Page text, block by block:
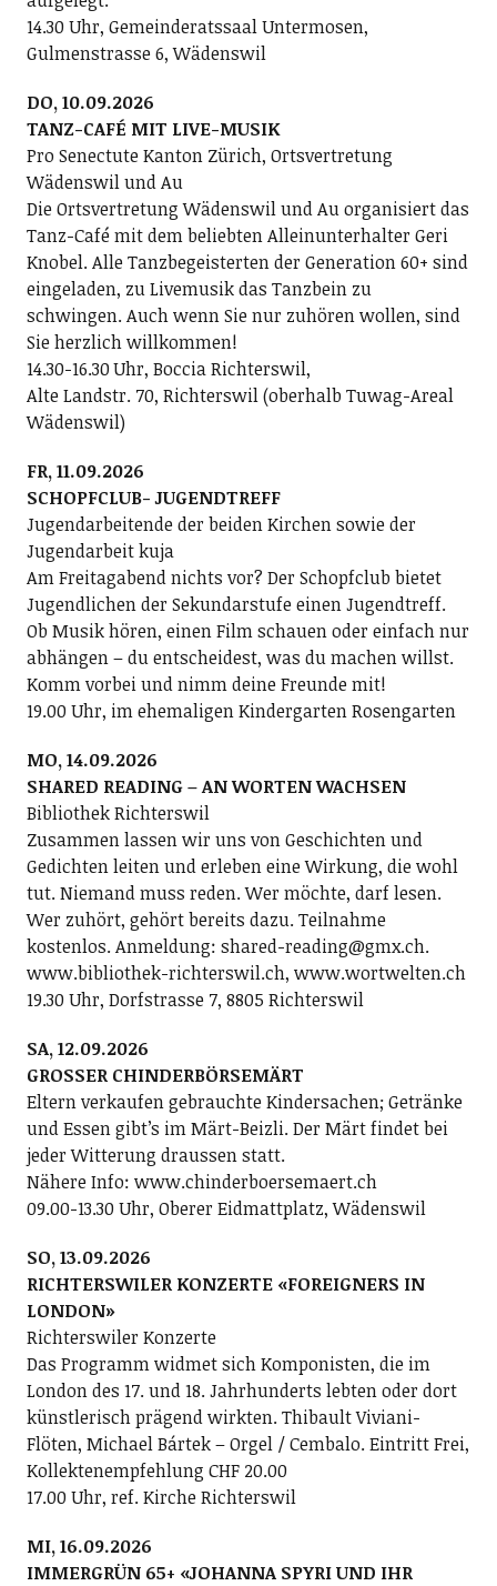
14.30 Uhr, Gemeinderatssaal Untermosen,
Gulmenstrasse 6, Wädenswil
DO, 10.09.2026
TANZ-CAFÉ MIT LIVE-MUSIK
Pro Senectute Kanton Zürich, Ortsvertretung
Wädenswil und Au
Die Ortsvertretung Wädenswil und Au organisiert das
Tanz-Café mit dem beliebten Alleinunterhalter Geri
Knobel. Alle Tanzbegeisterten der Generation 60+ sind
eingeladen, zu Livemusik das Tanzbein zu
schwingen. Auch wenn Sie nur zuhören wollen, sind
Sie herzlich willkommen!
14.30-16.30 Uhr, Boccia Richterswil,
Alte Landstr. 70, Richterswil (oberhalb Tuwag-Areal
Wädenswil)
FR, 11.09.2026
SCHOPFCLUB- JUGENDTREFF
Jugendarbeitende der beiden Kirchen sowie der
Jugendarbeit kuja
Am Freitagabend nichts vor? Der Schopfclub bietet
Jugendlichen der Sekundarstufe einen Jugendtreff.
Ob Musik hören, einen Film schauen oder einfach nur
abhängen – du entscheidest, was du machen willst.
Komm vorbei und nimm deine Freunde mit!
19.00 Uhr, im ehemaligen Kindergarten Rosengarten
MO, 14.09.2026
SHARED READING – AN WORTEN WACHSEN
Bibliothek Richterswil
Zusammen lassen wir uns von Geschichten und
Gedichten leiten und erleben eine Wirkung, die wohl
tut. Niemand muss reden. Wer möchte, darf lesen.
Wer zuhört, gehört bereits dazu. Teilnahme
kostenlos. Anmeldung: shared-reading@gmx.ch.
www.bibliothek-richterswil.ch, www.wortwelten.ch
19.30 Uhr, Dorfstrasse 7, 8805 Richterswil
SA, 12.09.2026
GROSSER CHINDERBÖRSEMÄRT
Eltern verkaufen gebrauchte Kindersachen; Getränke
und Essen gibt’s im Märt-Beizli. Der Märt findet bei
jeder Witterung draussen statt.
Nähere Info: www.chinderboersemaert.ch
09.00-13.30 Uhr, Oberer Eidmattplatz, Wädenswil
SO, 13.09.2026
RICHTERSWILER KONZERTE «FOREIGNERS IN
LONDON»
Richterswiler Konzerte
Das Programm widmet sich Komponisten, die im
London des 17. und 18. Jahrhunderts lebten oder dort
künstlerisch prägend wirkten. Thibault Viviani-
Flöten, Michael Bártek – Orgel / Cembalo. Eintritt Frei,
Kollektenempfehlung CHF 20.00
17.00 Uhr, ref. Kirche Richterswil
MI, 16.09.2026
IMMERGRÜN 65+ «JOHANNA SPYRI UND IHR